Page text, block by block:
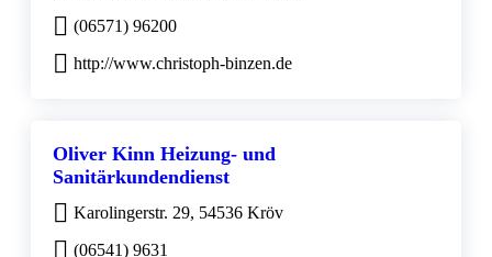
(06571) 96200
http://www.christoph-binzen.de
Oliver Kinn Heizung- und
Sanitärkundendienst
Karolingerstr. 29, 54536 Kröv
(06541) 9631